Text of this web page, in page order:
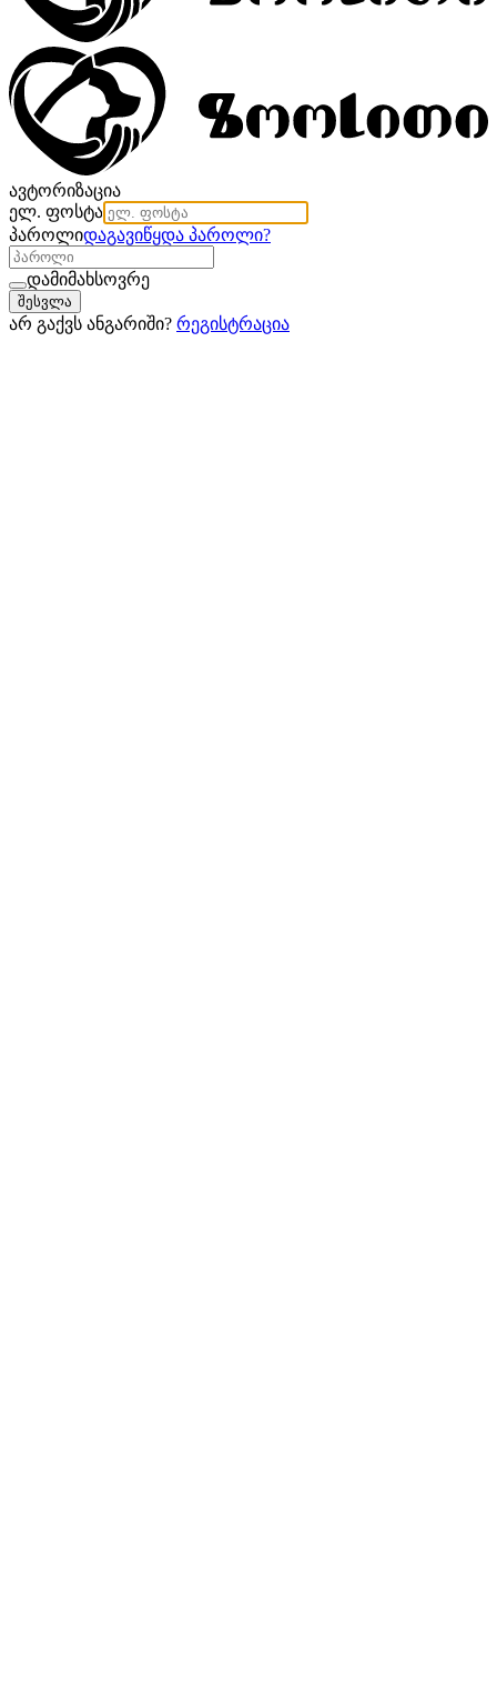
ავტორიზაცია
ელ. ფოსტა
პაროლიდაგავიწყდა პაროლი?
დამიმახსოვრე
შესვლა
არ გაქვს ანგარიში? რეგისტრაცია